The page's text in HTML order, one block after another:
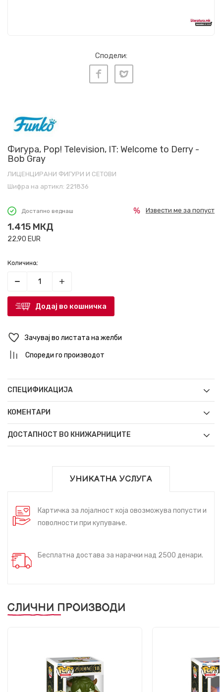
Сподели:
Фигура, Pop! Television, IT: Welcome to Derry -
Bob Gray
ЛИЦЕНЦИРАНИ ФИГУРИ И СЕТОВИ
Шифра на артикл: 221836
Достапно веднаш
1.415 МКД
22,90 EUR
Извести ме за попуст
Количина:
Додај во кошничка
Зачувај во листата на желби
Спореди го производот
СПЕЦИФИКАЦИЈА
КОМЕНТАРИ
ДОСТАПНОСТ ВО КНИЖАРНИЦИТЕ
УНИКАТНА УСЛУГА
Картичка за лојалност која овозможува попусти и
поволности при купување.
Бесплатна достава за нарачки над 2500 денари.
СЛИЧНИ ПРОИЗВОДИ